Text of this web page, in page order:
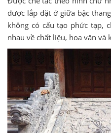
được lắp đặt ở giữa bậc
không có cấu tạo phức tạp,
nhau về chất liệu, hoa văn và